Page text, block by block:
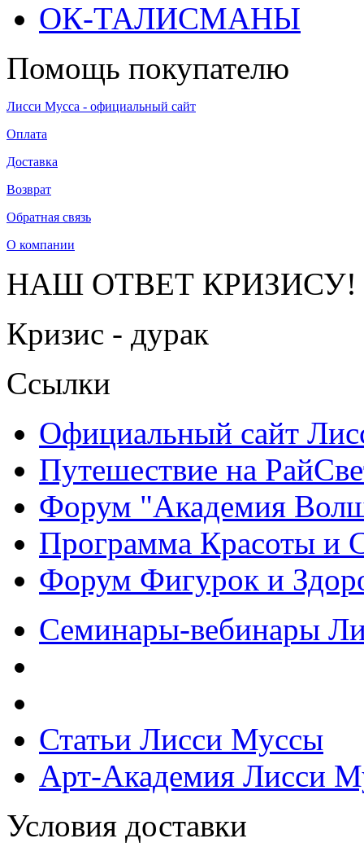
ОК-ТАЛИСМАНЫ
Помощь покупателю
Лисси Мусса - официальный сайт
Оплата
Доставка
Возврат
Обратная связь
О компании
НАШ ОТВЕТ КРИЗИСУ!
Кризис - дурак
Ссылки
Официальный сайт
Путешествие на
Форум "Академия
Программа Красоты и
Форум Фигурок и
Семинары-вебинары
Статьи Лисси Муссы
Арт-Академия Лисси
Условия доставки